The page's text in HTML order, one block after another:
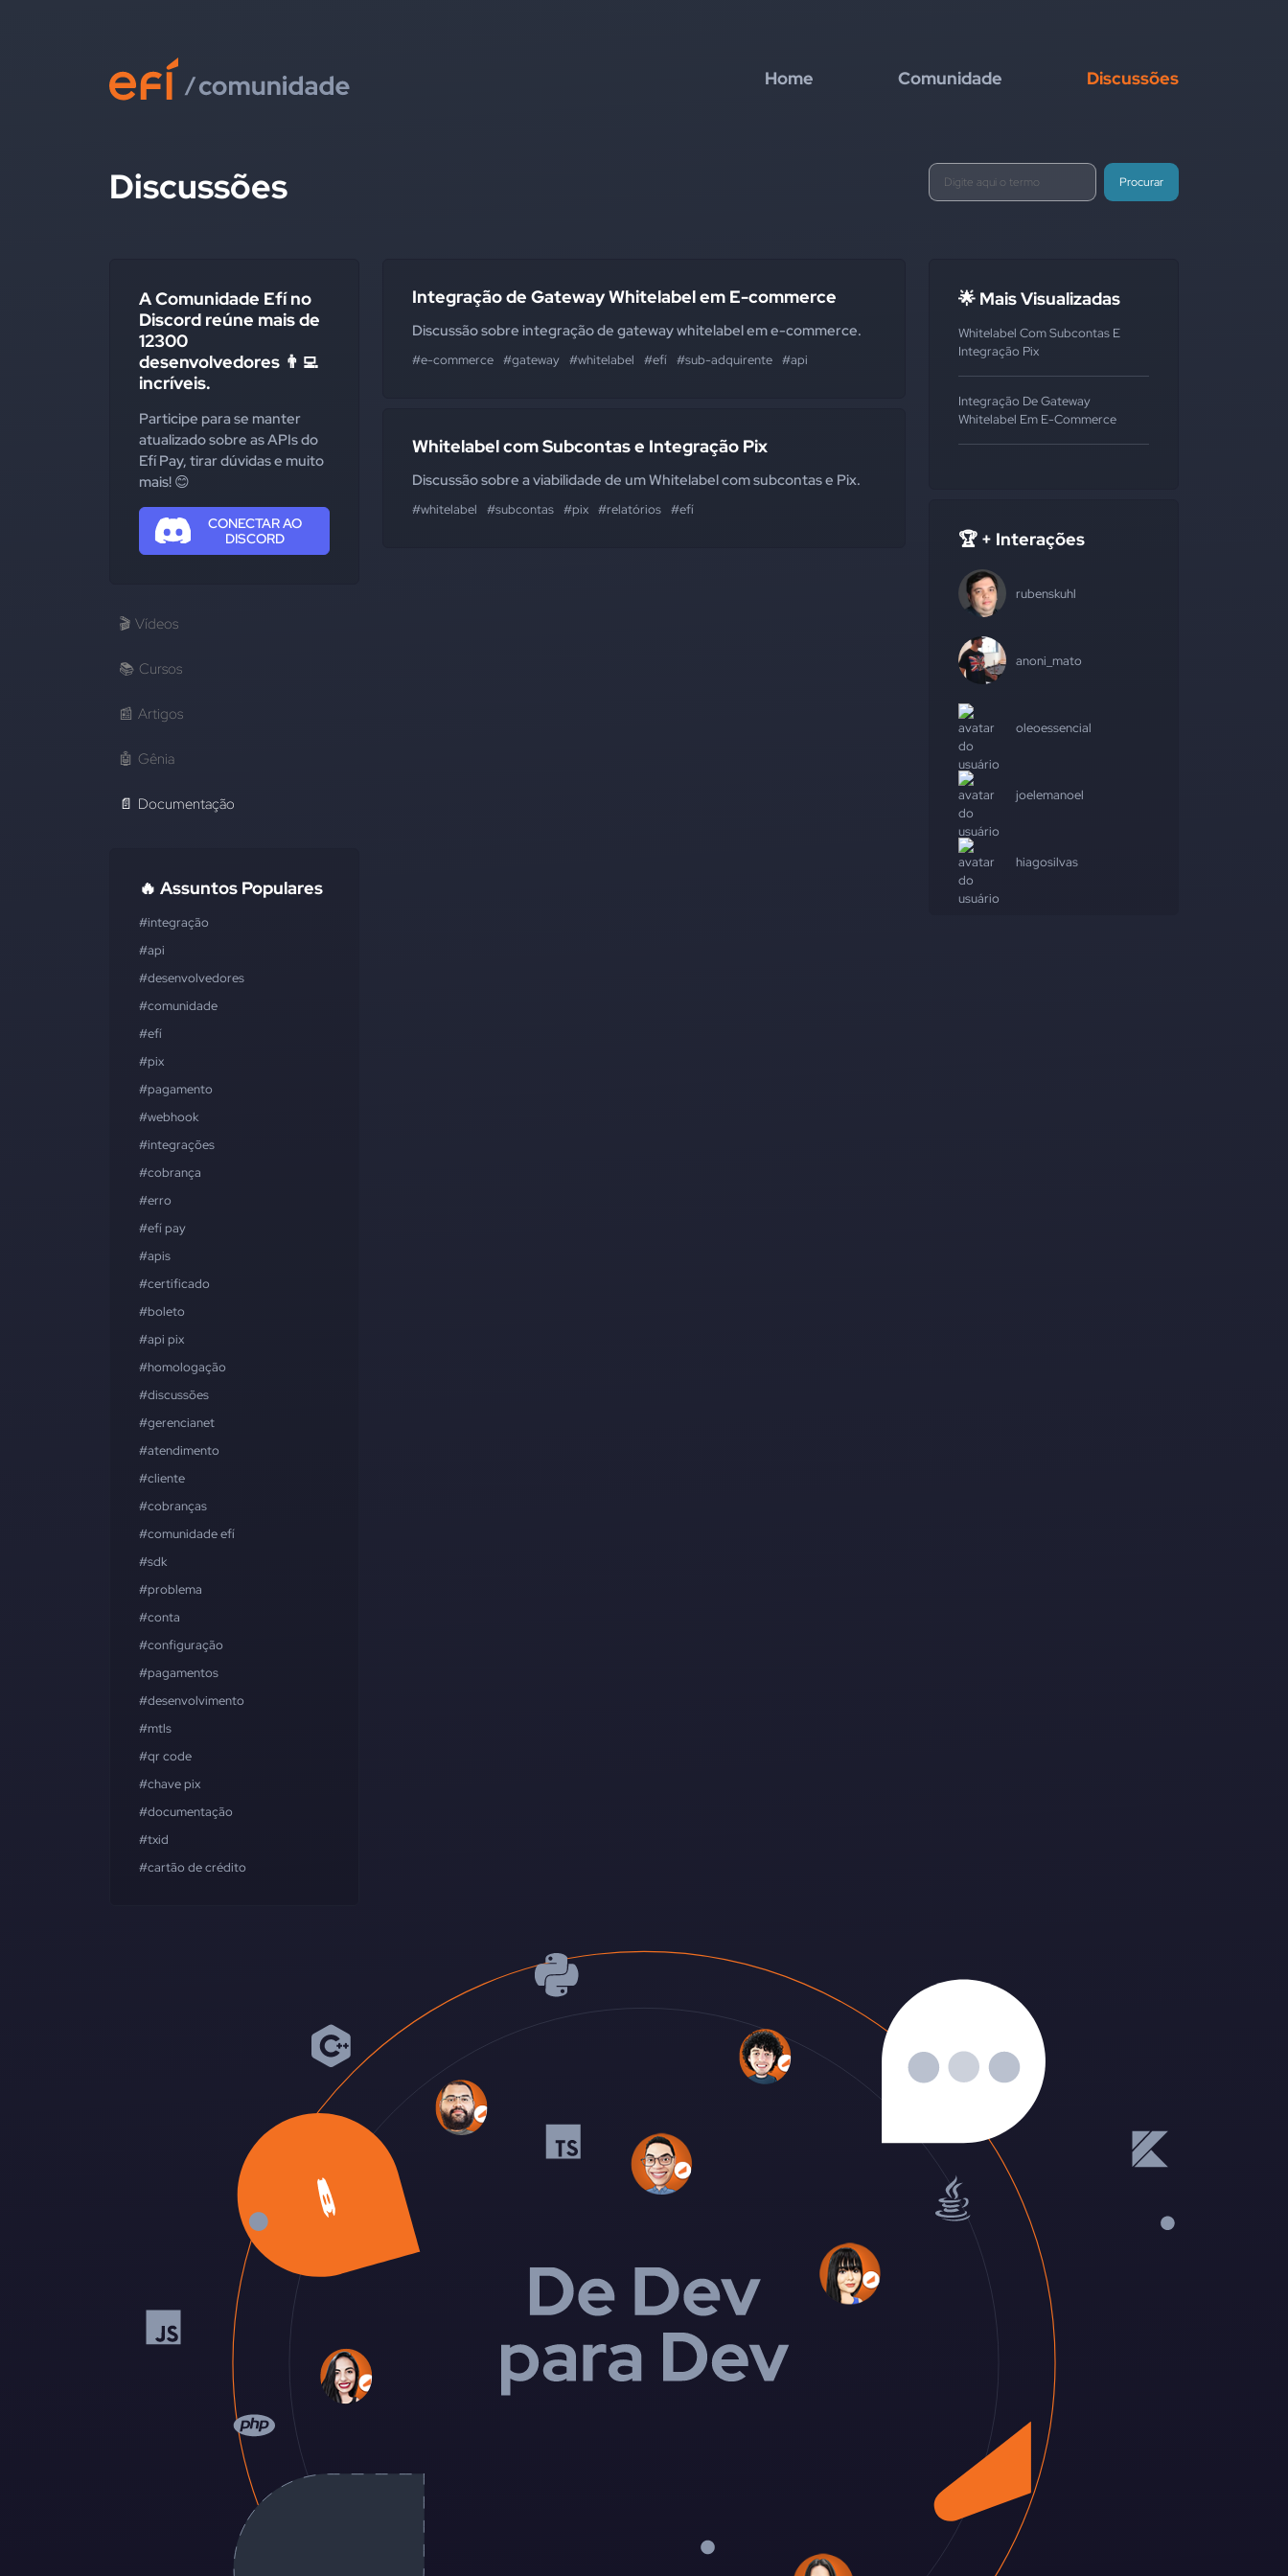
Home Comunidade Discussões
Discussões Procurar
A Comunidade Efí no
Discord reúne mais de
12300
desenvolvedores 👨‍💻
incríveis.
Participe para se manter
atualizado sobre as APIs do
Efí Pay, tirar dúvidas e muito
mais! 😊
CONECTAR AO
DISCORD
🎬 Vídeos
📚 Cursos
📰 Artigos
🤖 Gênia
📄 Documentação
🔥 Assuntos Populares
#integração
#api
#desenvolvedores
#comunidade
#efí
#pix
#pagamento
#webhook
#integrações
#cobrança
#erro
#efí pay
#apis
#certificado
#boleto
#api pix
#homologação
#discussões
#gerencianet
#atendimento
#cliente
#cobranças
#comunidade efí
#sdk
#problema
#conta
#configuração
#pagamentos
#desenvolvimento
#mtls
#qr code
#chave pix
#documentação
#txid
#cartão de crédito
Integração de Gateway Whitelabel em E-commerce
Discussão sobre integração de gateway whitelabel em e-commerce.
#e-commerce #gateway #whitelabel #efí #sub-adquirente #api
Whitelabel com Subcontas e Integração Pix
Discussão sobre a viabilidade de um Whitelabel com subcontas e Pix.
#whitelabel #subcontas #pix #relatórios #efí
🌟 Mais Visualizadas
Whitelabel Com Subcontas E
Integração Pix
Integração De Gateway
Whitelabel Em E-Commerce
🏆 + Interações
rubenskuhl
anoni_mato
oleoessencial
joelemanoel
hiagosilvas